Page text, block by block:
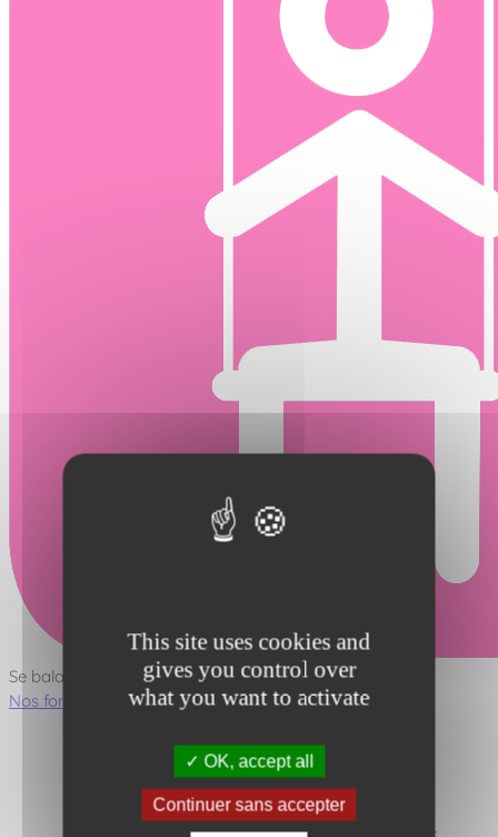
This site uses cookies and
gives you control over
what you want to activate
OK, accept all
Continuer sans accepter
Se balancer
Nos fonctions ludiques